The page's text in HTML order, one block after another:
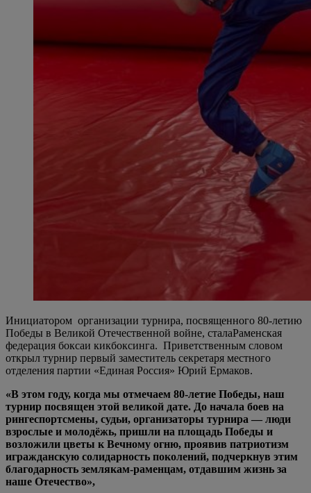
Инициатором организации турнира, посвященного 80-летию
Победы в Великой Отечественной войне, сталаРаменская
федерация боксаи кикбоксинга. Приветственным словом
открыл турнир первый заместитель секретаря местного
отделения партии «Единая Россия» Юрий Ермаков.
«В этом году, когда мы отмечаем 80-летие Победы, наш
турнир посвящен этой великой дате. До начала боев на
рингеспортсмены, судьи, организаторы турнира — люди
взрослые и молодёжь, пришли на площадь Победы и
возложили цветы к Вечному огню, проявив патриотизм
игражданскую солидарность поколений, подчеркнув этим
благодарность землякам-раменцам, отдавшим жизнь за
наше Отечество»,